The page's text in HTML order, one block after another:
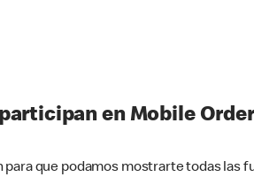
en Mobile
que podamos mostrarte todas las